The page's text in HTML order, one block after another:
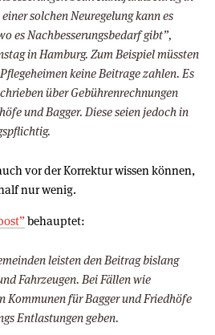
solchen Neuregelung kann es
es Nachbesserungsbedarf gibt”,
in Hamburg. Zum Beispiel müssten
keine Beitrage zahlen. Es
über Gebührenrechnungen
und Bagger. Diese seien jedoch in
vor der Korrektur wissen können,
nur wenig.
behauptet:
leisten den Beitrag bislang
Fahrzeugen. Bei Fällen wie
Kommunen für Bagger und Friedhöfe
Entlastungen geben.